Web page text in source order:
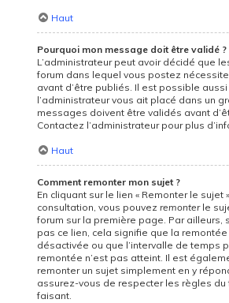
Haut
Pourquoi mon message doit être validé ?
L’administrateur peut avoir décidé que
forum dans lequel vous postez
avant d’être publiés. Il est possible aussi
l’administrateur vous ait placé dans un
messages doivent être validés avant
Contactez l’administrateur pour plus
Haut
Comment remonter mon sujet ?
En cliquant sur le lien « Remonter le sujet
consultation, vous pouvezremonterle
forum sur la première page. Par ailleurs,
pas ce lien, cela signifie que la
désactivée ou que l’intervalle de temps
remontée n’est pas atteint. Il est
remonter un sujet simplement en y
assurez-vous de respecter les règles du
faisant.